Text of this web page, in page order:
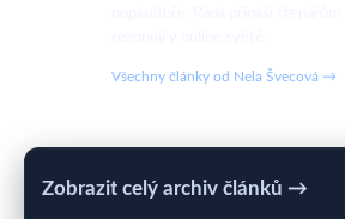
Všechny články od Nela Švecová →
Zobrazit celý archiv článků →